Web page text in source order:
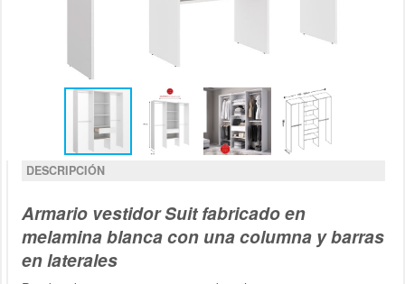
DESCRIPCIÓN
Armario vestidor Suit fabricado en
melamina blanca con una columna y barras
en laterales